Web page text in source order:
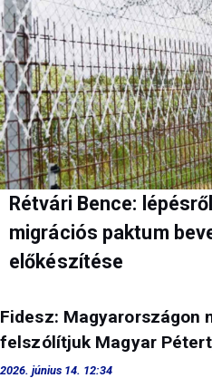
Rétvári Bence:
migrációs paktum
előkészítése
Fidesz: Magyarországon
felszólítjuk Magyar
2026. június 14. 12:34